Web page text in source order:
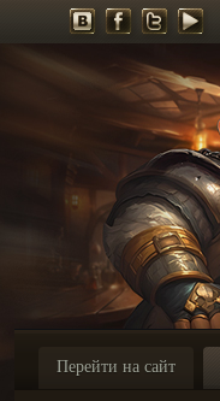
Перейти на сайт